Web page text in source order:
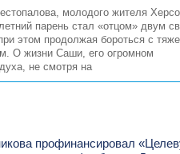
молодого жителя
парень стал «отцом» двум
этом продолжая бороться с
О жизни Саши, его огромном
не смотря на
профинансировал